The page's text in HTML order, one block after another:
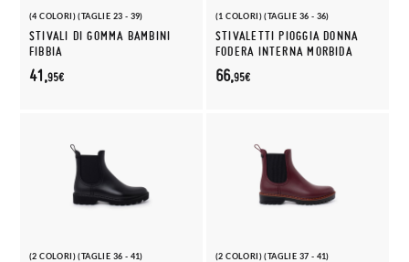
(4 COLORI) (TAGLIE 23 - 39)
STIVALI DI GOMMA BAMBINI
FIBBIA
41,95€
(1 COLORI) (TAGLIE 36 - 36)
STIVALETTI PIOGGIA DONNA
FODERA INTERNA MORBIDA
66,95€
(2 COLORI) (TAGLIE 36 - 41) (2 COLORI) (TAGLIE 37 - 41)